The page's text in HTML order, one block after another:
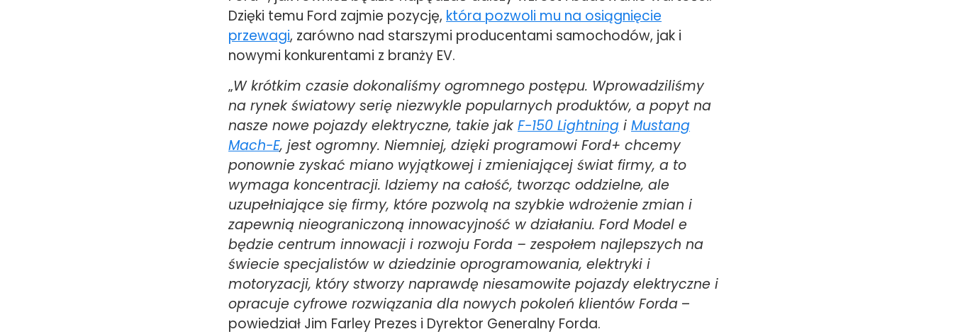
Dzięki temu Ford zajmie pozycję, która pozwoli mu na osiągnięcie
przewagi, zarówno nad starszymi producentami samochodów, jak i
nowymi konkurentami z branży EV.
„W krótkim czasie dokonaliśmy ogromnego postępu. Wprowadziliśmy
na rynek światowy serię niezwykle popularnych produktów, a popyt na
nasze nowe pojazdy elektryczne, takie jak F-150 Lightning i Mustang
Mach-E, jest ogromny. Niemniej, dzięki programowi Ford+ chcemy
ponownie zyskać miano wyjątkowej i zmieniającej świat firmy, a to
wymaga koncentracji. Idziemy na całość, tworząc oddzielne, ale
uzupełniające się firmy, które pozwolą na szybkie wdrożenie zmian i
zapewnią nieograniczoną innowacyjność w działaniu. Ford Model e
będzie centrum innowacji i rozwoju Forda – zespołem najlepszych na
świecie specjalistów w dziedzinie oprogramowania, elektryki i
motoryzacji, który stworzy naprawdę niesamowite pojazdy elektryczne i
opracuje cyfrowe rozwiązania dla nowych pokoleń klientów Forda –
powiedział Jim Farley Prezes i Dyrektor Generalny Forda.